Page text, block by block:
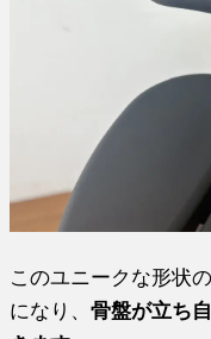
このユニークな形状
になり、骨盤が立ち